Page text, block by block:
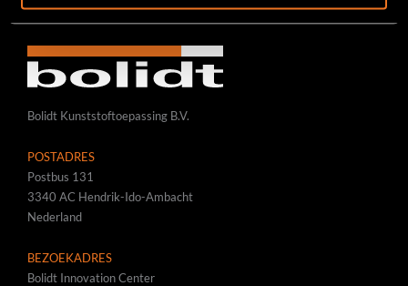
Bolidt Kunststoftoepassing B.V.
POSTADRES
Postbus 131
3340 AC Hendrik-Ido-Ambacht
Nederland
BEZOEKADRES
Bolidt Innovation Center